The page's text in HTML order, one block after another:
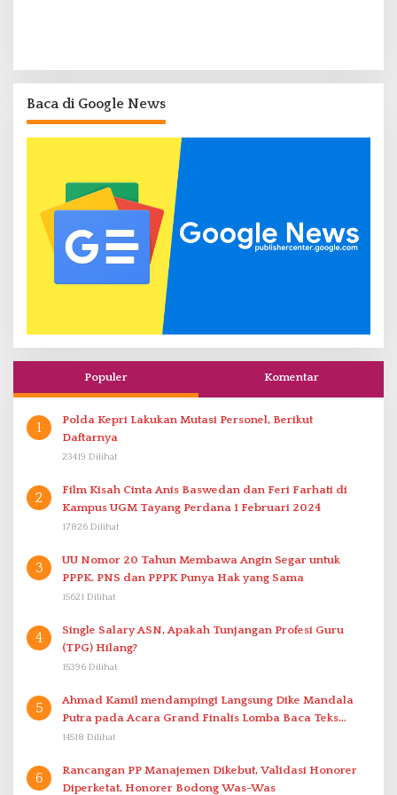
Baca di Google News
Populer Komentar
1
Polda Kepri Lakukan Mutasi Personel, Berikut
Daftarnya
23419 Dilihat
2
Film Kisah Cinta Anis Baswedan dan Feri Farhati di
Kampus UGM Tayang Perdana 1 Februari 2024
17826 Dilihat
3
UU Nomor 20 Tahun Membawa Angin Segar untuk
PPPK. PNS dan PPPK Punya Hak yang Sama
15621 Dilihat
4
Single Salary ASN, Apakah Tunjangan Profesi Guru
(TPG) Hilang?
15396 Dilihat
5
Ahmad Kamil mendampingi Langsung Dike Mandala
Putra pada Acara Grand Finalis Lomba Baca Teks
Proklamasi Mirip Bung Karno di Bali
14518 Dilihat
6
Rancangan PP Manajemen Dikebut, Validasi Honorer
Diperketat, Honorer Bodong Was-Was